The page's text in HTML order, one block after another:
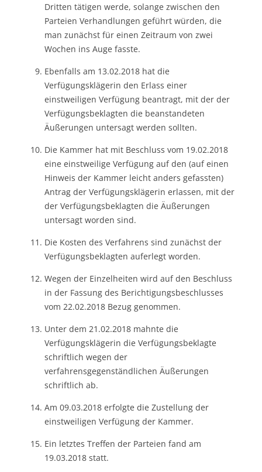
Dritten tätigen werde, solange zwischen den
Parteien Verhandlungen geführt würden, die
man zunächst für einen Zeitraum von zwei
Wochen ins Auge fasste.
Ebenfalls am 13.02.2018 hat die
Verfügungsklägerin den Erlass einer
einstweiligen Verfügung beantragt, mit der der
Verfügungsbeklagten die beanstandeten
Äußerungen untersagt werden sollten.
Die Kammer hat mit Beschluss vom 19.02.2018
eine einstweilige Verfügung auf den (auf einen
Hinweis der Kammer leicht anders gefassten)
Antrag der Verfügungsklägerin erlassen, mit der
der Verfügungsbeklagten die Äußerungen
untersagt worden sind.
Die Kosten des Verfahrens sind zunächst der
Verfügungsbeklagten auferlegt worden.
Wegen der Einzelheiten wird auf den Beschluss
in der Fassung des Berichtigungsbeschlusses
vom 22.02.2018 Bezug genommen.
Unter dem 21.02.2018 mahnte die
Verfügungsklägerin die Verfügungsbeklagte
schriftlich wegen der
verfahrensgegenständlichen Äußerungen
schriftlich ab.
Am 09.03.2018 erfolgte die Zustellung der
einstweiligen Verfügung der Kammer.
Ein letztes Treffen der Parteien fand am
19.03.2018 statt.